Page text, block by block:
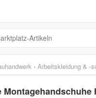
› Arbeitskleidung & -